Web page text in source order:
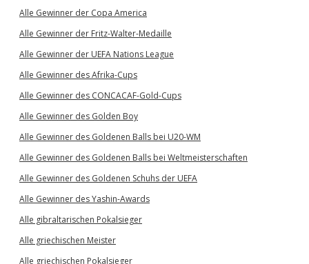
Alle Gewinner der Copa America
Alle Gewinner der Fritz-Walter-Medaille
Alle Gewinner der UEFA Nations League
Alle Gewinner des Afrika-Cups
Alle Gewinner des CONCACAF-Gold-Cups
Alle Gewinner des Golden Boy
Alle Gewinner des Goldenen Balls bei U20-WM
Alle Gewinner des Goldenen Balls bei Weltmeisterschaften
Alle Gewinner des Goldenen Schuhs der UEFA
Alle Gewinner des Yashin-Awards
Alle gibraltarischen Pokalsieger
Alle griechischen Meister
Alle griechischen Pokalsieger